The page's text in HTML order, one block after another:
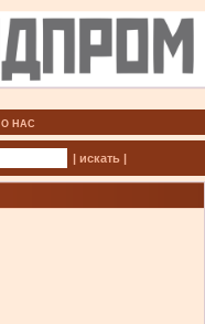
О НАС
| искать |